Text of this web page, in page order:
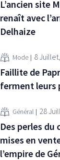
L’ancien site
renaît avec
Delhaize
Mode 8
Faillite de
ferment leurs
Général 28
Des perles du
mises en
l’empire de